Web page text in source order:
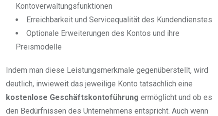
Kontoverwaltungsfunktionen
Erreichbarkeit und Servicequalität des Kundendienstes
Optionale Erweiterungen des Kontos und ihre
Preismodelle
Indem man diese Leistungsmerkmale gegenüberstellt, wird
deutlich, inwieweit das jeweilige Konto tatsächlich eine
kostenlose Geschäftskontoführung ermöglicht und ob es
den Bedürfnissen des Unternehmens entspricht. Auch wenn